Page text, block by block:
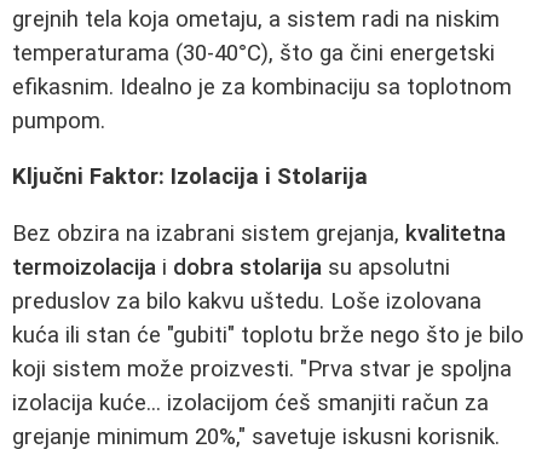
grejnih tela koja ometaju, a sistem radi na niskim
temperaturama (30-40°C), što ga čini energetski
efikasnim. Idealno je za kombinaciju sa toplotnom
pumpom.
Ključni Faktor: Izolacija i Stolarija
Bez obzira na izabrani sistem grejanja, kvalitetna
termoizolacija i dobra stolarija su apsolutni
preduslov za bilo kakvu uštedu. Loše izolovana
kuća ili stan će "gubiti" toplotu brže nego što je bilo
koji sistem može proizvesti. "Prva stvar je spoljna
izolacija kuće... izolacijom ćeš smanjiti račun za
grejanje minimum 20%," savetuje iskusni korisnik.